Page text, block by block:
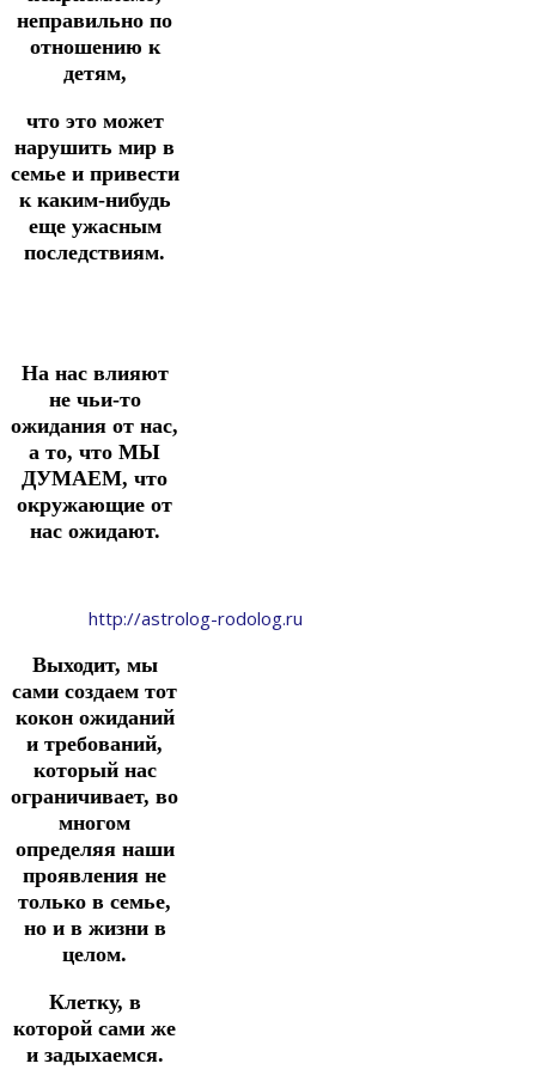
неправильно по
отношению к
детям,
что это может
нарушить мир в
семье и привести
к каким-нибудь
еще ужасным
последствиям.
На нас влияют
не чьи-то
ожидания от нас,
а то, что МЫ
ДУМАЕМ, что
окружающие от
нас ожидают.
http://astrolog-rodolog.ru
Выходит, мы
сами создаем тот
кокон ожиданий
и требований,
который нас
ограничивает, во
многом
определяя наши
проявления не
только в семье,
но и в жизни в
целом.
Клетку, в
которой сами же
и задыхаемся.